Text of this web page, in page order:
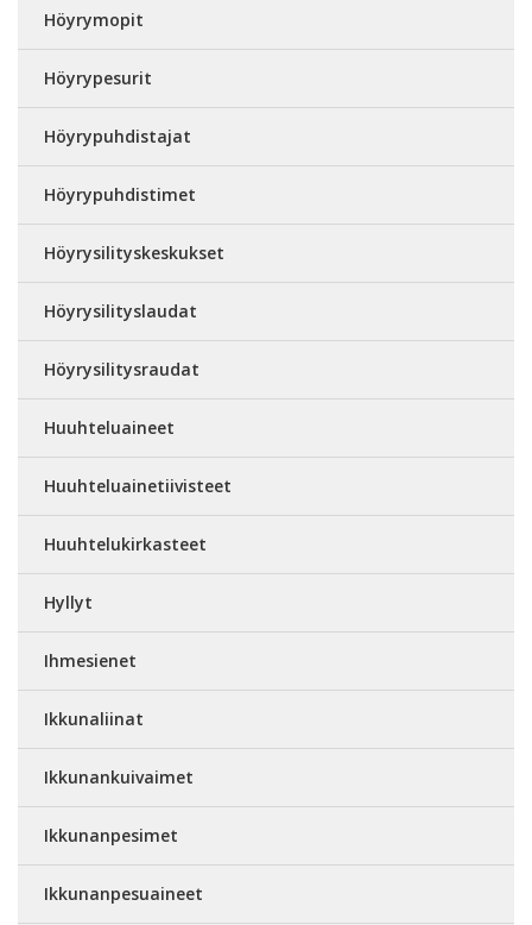
Höyrymopit
Höyrypesurit
Höyrypuhdistajat
Höyrypuhdistimet
Höyrysilityskeskukset
Höyrysilityslaudat
Höyrysilitysraudat
Huuhteluaineet
Huuhteluainetiivisteet
Huuhtelukirkasteet
Hyllyt
Ihmesienet
Ikkunaliinat
Ikkunankuivaimet
Ikkunanpesimet
Ikkunanpesuaineet